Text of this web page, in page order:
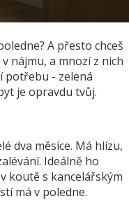
A přesto chceš
nájmu, a mnozí z nich
potřebu - zelená
je opravdu tvůj.
dva měsíce. Má hlízu,
Ideálně ho
koutě s kancelářským
má v poledne.